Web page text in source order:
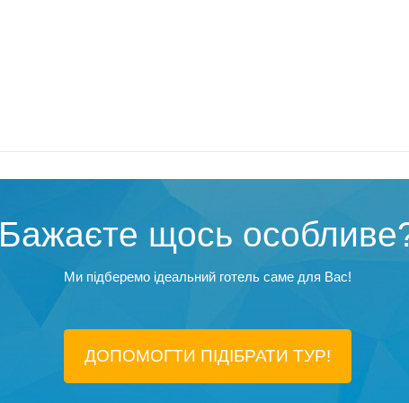
Бажаєте щось
Ми підберемо ідеальний готель саме для Вас!
ДОПОМОГТИ ПІДIБРАТИ ТУР!